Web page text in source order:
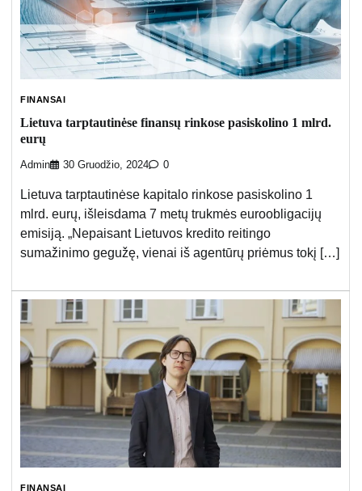
FINANSAI
Lietuva tarptautinėse finansų rinkose pasiskolino 1 mlrd.
eurų
Admin 30 Gruodžio, 2024 0
Lietuva tarptautinėse kapitalo rinkose pasiskolino 1
mlrd. eurų, išleisdama 7 metų trukmės euroobligacijų
emisiją. „Nepaisant Lietuvos kredito reitingo
sumažinimo gegužę, vienai iš agentūrų priėmus tokį […]
FINANSAI